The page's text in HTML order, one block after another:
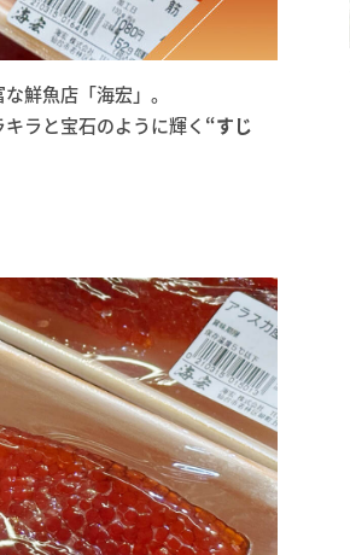
鮮魚店「海宏」。
ラと宝石のように輝く “すじ